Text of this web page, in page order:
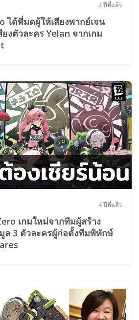
4 ปีที่แล้ว
ได้พี่มดผู้ให้เสียงพากย์เจน
งตัวละคร Yelan จากเกม
4 ปีที่แล้ว
เกมใหม่จากทีมผู้สร้าง
ล 3 ตัวละครผู้ก่อตั้งทีมพิทักษ์